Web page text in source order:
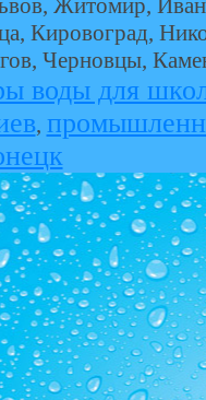
Житомир,
Кировоград,
Черновцы,
воды для
,